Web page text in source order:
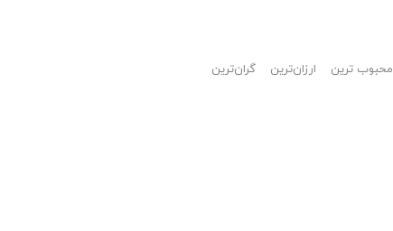
محبوب ترین ارزان‌ترین گران‌ترین